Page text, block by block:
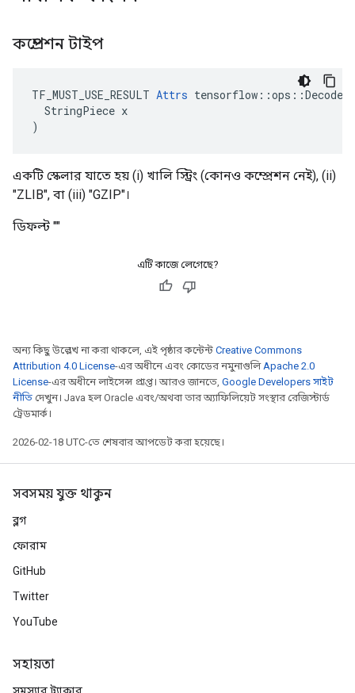
কম্প্রেশন টাইপ
TF_MUST_USE_RESULT Attrs
  StringPiece x
)
একটি স্কেলার যাতে হয় (i) খালি স্ট্রিং (কোনও কম্প্রেশন নেই), (ii)
"ZLIB", বা (iii) "GZIP"।
ডিফল্ট ""
এটি কাজে লেগেছে?
অন্য কিছু উল্লেখ না করা থাকলে, এই পৃষ্ঠার কন্টেন্ট Creative Commons
Attribution 4.0 License-এর অধীনে এবং কোডের নমুনাগুলিApache 2.0
License-এর অধীনে লাইসেন্স প্রাপ্ত। আরও জানতে, Google Developers সাইট
নীতি দেখুন। Java হল Oracle এবং/অথবা তার অ্যাফিলিয়েট সংস্থার রেজিস্টার্ড
ট্রেডমার্ক।
2026-02-18 UTC-তে শেষবার আপডেট করা হয়েছে।
সবসময় যুক্ত থাকুন
ব্লগ
ফোরাম
GitHub
Twitter
YouTube
সহায়তা